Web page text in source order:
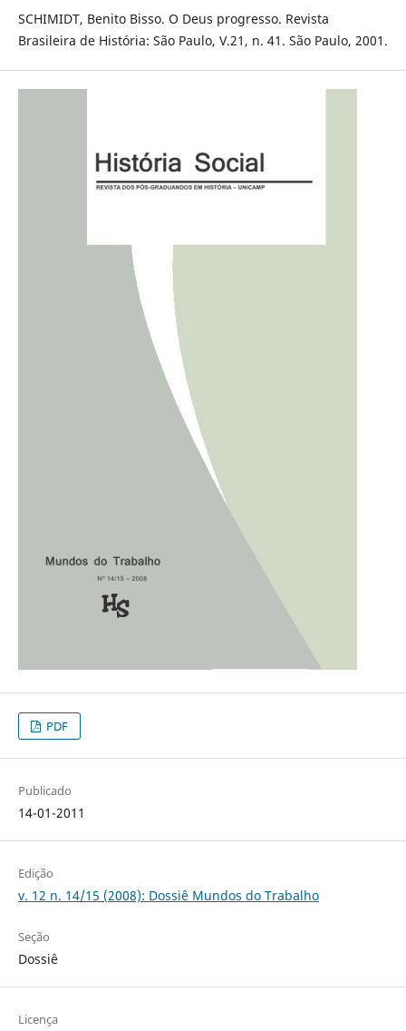
SCHIMIDT, Benito Bisso. O Deus progresso. Revista
Brasileira de História: São Paulo, V.21, n. 41. São Paulo, 2001.
PDF
Publicado
14-01-2011
Edição
v. 12 n. 14/15 (2008): Dossiê Mundos do Trabalho
Seção
Dossiê
Licença